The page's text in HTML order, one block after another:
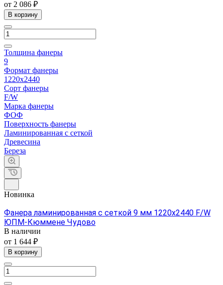
от 2 086 ₽
В корзину
Толщина фанеры
9
Формат фанеры
1220х2440
Сорт фанеры
F/W
Марка фанеры
ФОФ
Поверхность фанеры
Ламинированная с сеткой
Древесина
Береза
Новинка
Фанера ламинированная с сеткой 9 мм 1220х2440 F/W
ЮПМ-Кюммене Чудово
В наличии
от 1 644 ₽
В корзину